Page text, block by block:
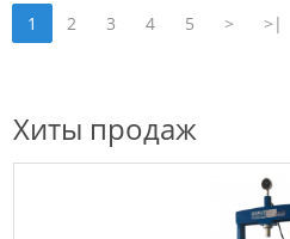
1 2 3 4 5 > >|
Хиты продаж